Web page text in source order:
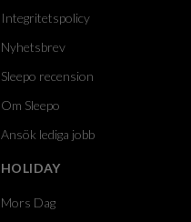
Integritetspolicy
Nyhetsbrev
Sleepo recension
Om Sleepo
Ansök lediga jobb
HOLIDAY
Mors Dag